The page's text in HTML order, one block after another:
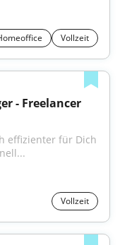
Vollzeit
- Freelancer
effizienter für Dich
Vollzeit